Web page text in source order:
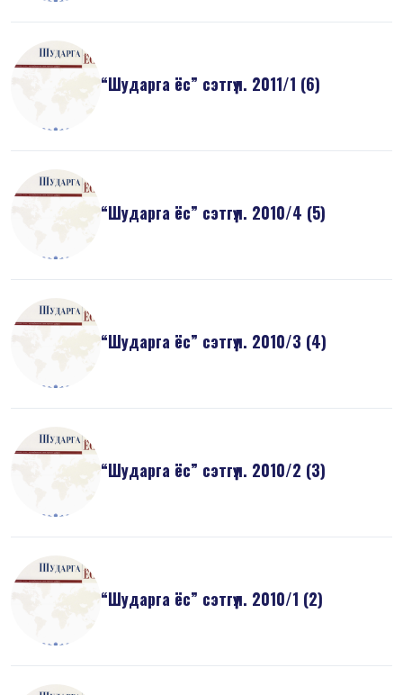
“Шударга ёс” сэтгүүл. 2011/1 (6)
“Шударга ёс” сэтгүүл. 2010/4 (5)
“Шударга ёс” сэтгүүл. 2010/3 (4)
“Шударга ёс” сэтгүүл. 2010/2 (3)
“Шударга ёс” сэтгүүл. 2010/1 (2)